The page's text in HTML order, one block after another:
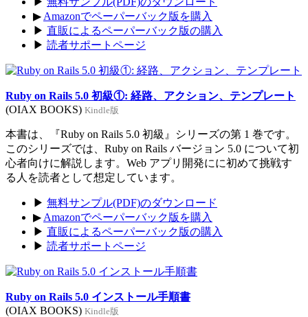
▶ Amazonでペーパーバック版を購入
▶ 直販によるペーパーバック版の購入
▶ 読者サポートページ
Ruby on Rails 5.0 初級①: 経路、アクション、テンプレート
(OIAX BOOKS) Kindle版
本書は、『Ruby on Rails 5.0 初級』シリーズの第 1 巻です。
このシリーズでは、Ruby on Rails バージョン 5.0 について初
心者向けに解説します。Web アプリ開発にに初めて挑戦す
る人を読者として想定しています。
▶ 無料サンプル(PDF)のダウンロード
▶ Amazonでペーパーバック版を購入
▶ 直販によるペーパーバック版の購入
▶ 読者サポートページ
Ruby on Rails 5.0 インストール手順書
(OIAX BOOKS) Kindle版